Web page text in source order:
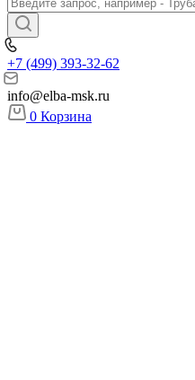
+7 (499) 393-32-62
info@elba-msk.ru
0 Корзина